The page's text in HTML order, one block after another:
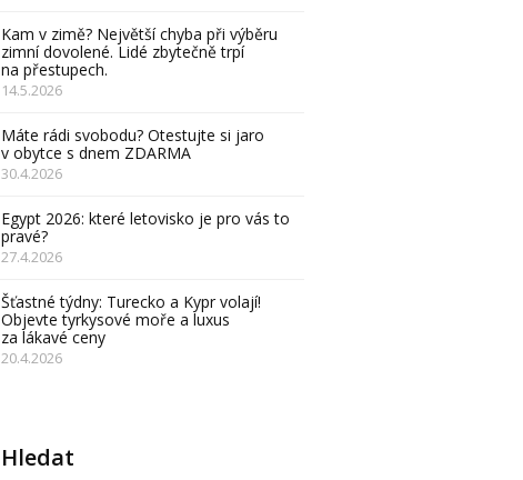
Kam v zimě? Největší chyba při výběru
zimní dovolené. Lidé zbytečně trpí
na přestupech.
14.5.2026
Máte rádi svobodu? Otestujte si jaro
v obytce s dnem ZDARMA
30.4.2026
Egypt 2026: které letovisko je pro vás to
pravé?
27.4.2026
Šťastné týdny: Turecko a Kypr volají!
Objevte tyrkysové moře a luxus
za lákavé ceny
20.4.2026
Hledat